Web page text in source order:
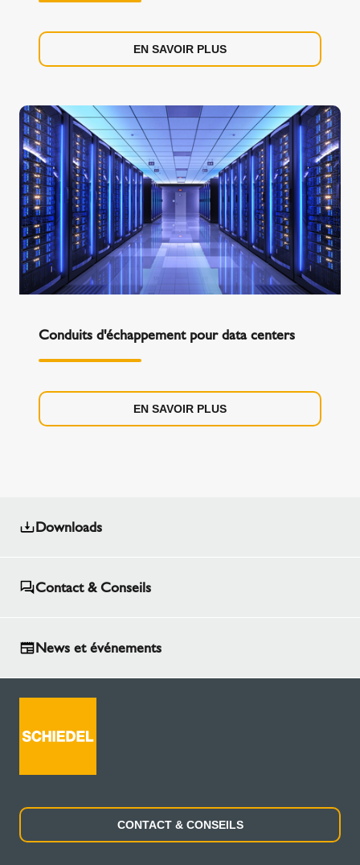
EN SAVOIR PLUS
Conduits d'échappement pour data centers
EN SAVOIR PLUS
Downloads
Contact & Conseils
News et événements
CONTACT & CONSEILS